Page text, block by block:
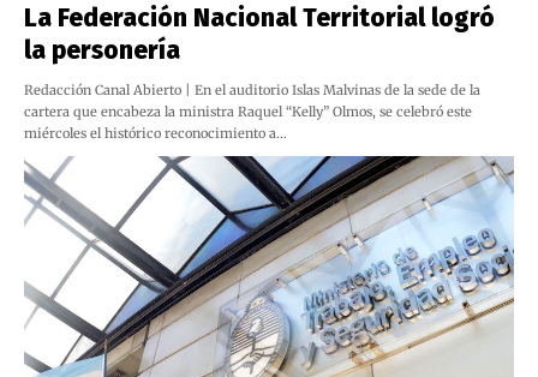
La Federación Nacional Territorial logró
la personería
Redacción Canal Abierto | En el auditorio Islas Malvinas de la sede de la
cartera que encabeza la ministra Raquel “Kelly” Olmos, se celebró este
miércoles el histórico reconocimiento a…